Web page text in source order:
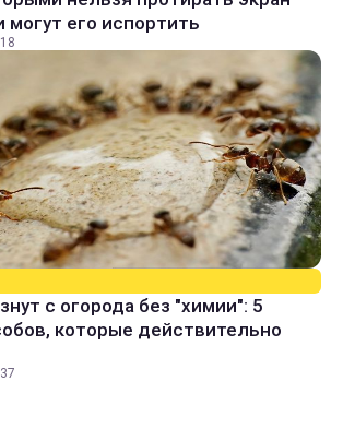
могут его испортить
с огорода без "химии": 5
которые действительно